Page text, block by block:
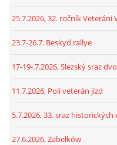
25.7.2026, 32. ročník Veteráni
23.7-26.7. Beskyd rallye
17-19-.7.2026, Slezský sraz
11.7.2026, Poli veterán jízd
5.7.2026, 33. sraz
27.6.2026, Zabełków